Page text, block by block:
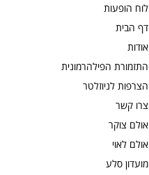
לוח הופעות
דף הבית
אודות
התזמורת הפילהרמונית
הצרפות לניוזלטר
צרו קשר
אולם צוקר
אולם לאוי
מועדון סלע